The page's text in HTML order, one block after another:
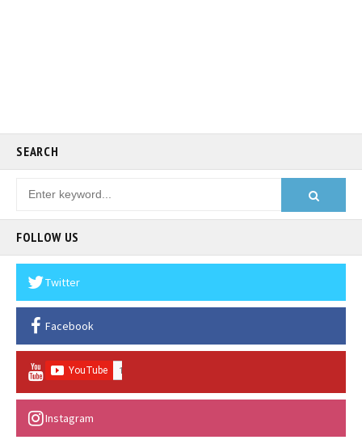
SEARCH
FOLLOW US
Twitter
Facebook
Instagram